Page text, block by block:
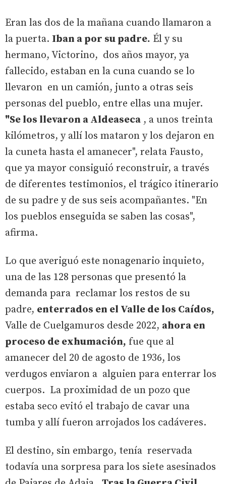
Eran las dos de la mañana cuando llamaron a
la puerta. Iban a por su padre. Él y su
hermano, Victorino, dos años mayor, ya
fallecido, estaban en la cuna cuando se lo
llevaron en un camión, junto a otras seis
personas del pueblo, entre ellas una mujer.
"Se los llevaron a Aldeaseca , a unos treinta
kilómetros, y allí los mataron y los dejaron en
la cuneta hasta el amanecer", relata Fausto,
que ya mayor consiguió reconstruir, a través
de diferentes testimonios, el trágico itinerario
de su padre y de sus seis acompañantes. "En
los pueblos enseguida se saben las cosas",
afirma.
Lo que averiguó este nonagenario inquieto,
una de las 128 personas que presentó la
demanda para reclamar los restos de su
padre, enterrados en el Valle de los Caídos,
Valle de Cuelgamuros desde 2022, ahora en
proceso de exhumación, fue que al
amanecer del 20 de agosto de 1936, los
verdugos enviaron a alguien para enterrar los
cuerpos. La proximidad de un pozo que
estaba seco evitó el trabajo de cavar una
tumba y allí fueron arrojados los cadáveres.
El destino, sin embargo, tenía reservada
todavía una sorpresa para los siete asesinados